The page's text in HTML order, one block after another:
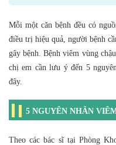
Mỗi một căn bệnh đều có
điều trị hiệu quả, người bệnh
gây bệnh. Bệnh viêm vùng
chị em cần lưu ý đến 5
đây.
5 NGUYÊN NHÂN
Theo các bác sĩ tại Phòng